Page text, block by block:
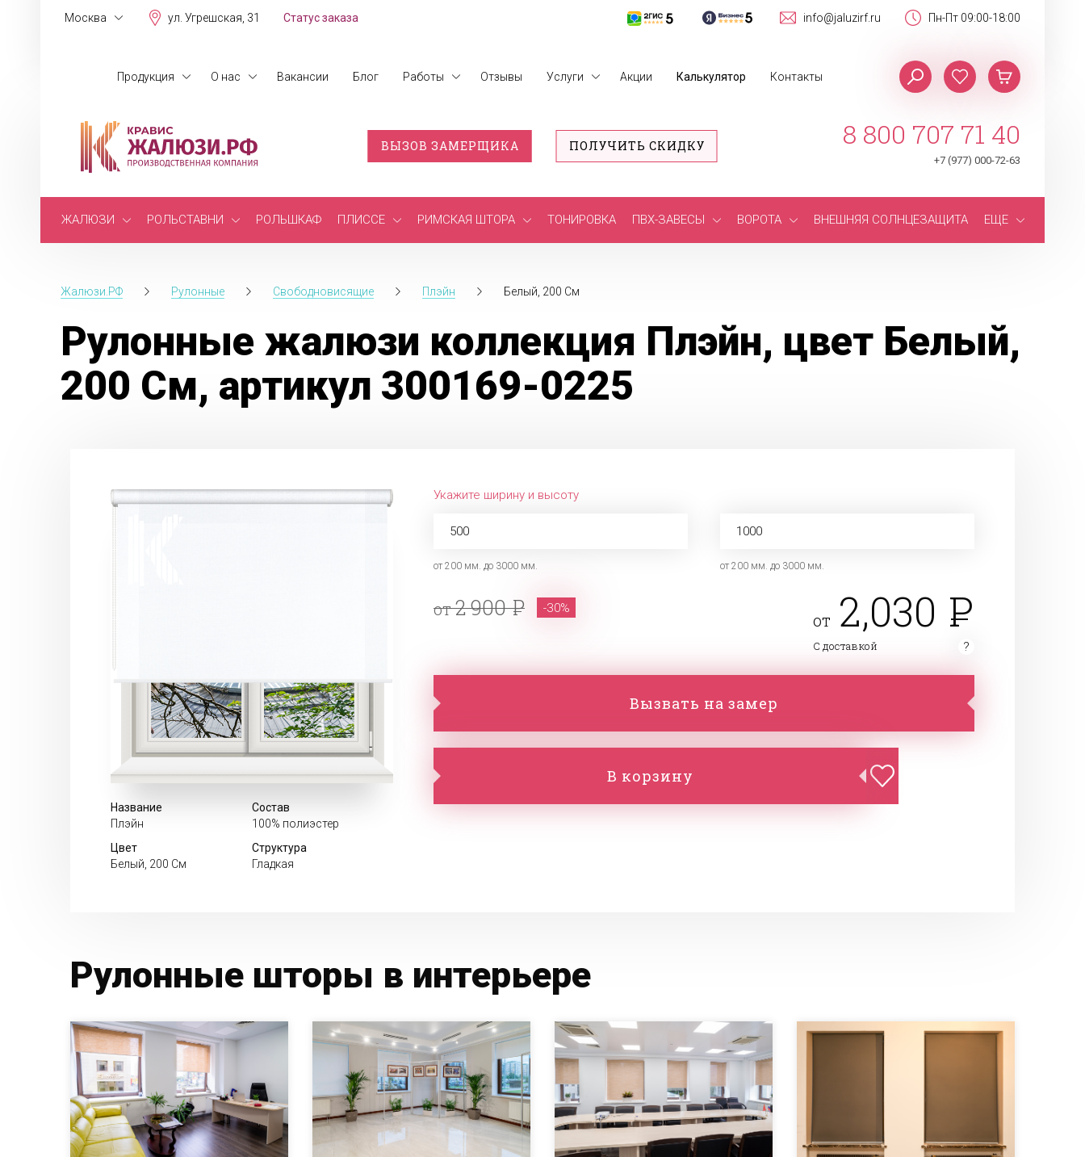
Москва ул. Угрешская, 31 Пн-Пт 09:00-18:00
info@jaluzirf.ru
Статус заказа
Продукция О нас Вакансии Блог Работы Отзывы Услуги Акции Калькулятор Контакты
ВЫЗОВ ЗАМЕРЩИКА ПОЛУЧИТЬ СКИДКУ 8 800 707 71 40
+7 (977) 000-72-63
ЖАЛЮЗИ РОЛЬСТАВНИ РОЛЬШКАФ ПЛИССЕ РИМСКАЯ ШТОРА ТОНИРОВКА ПВХ-ЗАВЕСЫ ВОРОТА ВНЕШНЯЯ СОЛНЦЕЗАЩИТА ЕЩЕ
Жалюзи.РФ Рулонные Свободновисящие Плэйн Белый, 200 См
Рулонные жалюзи коллекция Плэйн, цвет Белый,
200 См, артикул 300169-0225
Название
Плэйн
Состав
100% полиэстер
Цвет
Белый, 200 См
Структура
Гладкая
Укажите ширину и высоту
от 200 мм. до 3000 мм. от 200 мм. до 3000 мм.
от2 900 -30%
от 2,030
С доставкой
Вызвать на замер
В корзину
Рулонные шторы в интерьере